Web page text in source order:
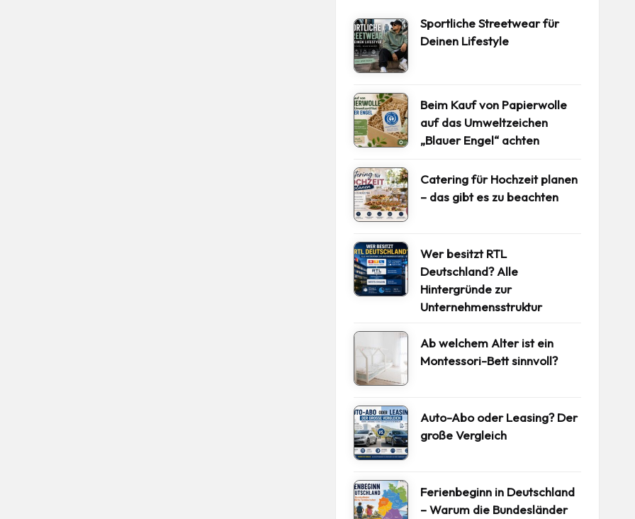
Sportliche Streetwear für
Deinen Lifestyle
Beim Kauf von Papierwolle
auf das Umweltzeichen
„Blauer Engel“ achten
Catering für Hochzeit planen
– das gibt es zu beachten
Wer besitzt RTL
Deutschland? Alle
Hintergründe zur
Unternehmensstruktur
Ab welchem Alter ist ein
Montessori-Bett sinnvoll?
Auto-Abo oder Leasing? Der
große Vergleich
Ferienbeginn in Deutschland
– Warum die Bundesländer